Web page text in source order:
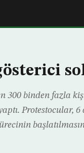
300 binden fazla
Protestocular,